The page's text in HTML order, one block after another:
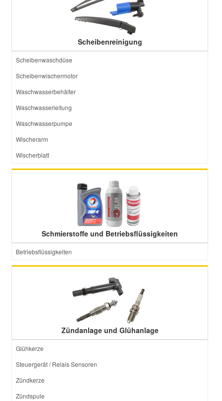
Scheibenreinigung
Scheibenwaschdüse
Scheibenwischermotor
Waschwasserbehälter
Waschwasserleitung
Waschwasserpumpe
Wischerarm
Wischerblatt
Schmierstoffe und Betriebsflüssigkeiten
Betriebsflüssigkeiten
Zündanlage und Glühanlage
Glühkerze
Steuergerät / Relais Sensoren
Zündkerze
Zündspule